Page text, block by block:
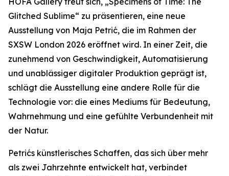
Glitched Sublime“ zu präsentieren, eine neue
Ausstellung von Maja Petrić, die im Rahmen der
SXSW London 2026 eröffnet wird. In einer Zeit, die
zunehmend von Geschwindigkeit, Automatisierung
und unablässiger digitaler Produktion geprägt ist,
schlägt die Ausstellung eine andere Rolle für die
Technologie vor: die eines Mediums für Bedeutung,
Wahrnehmung und eine gefühlte Verbundenheit mit
der Natur.
Petrićs künstlerisches Schaffen, das sich über mehr
als zwei Jahrzehnte entwickelt hat, verbindet